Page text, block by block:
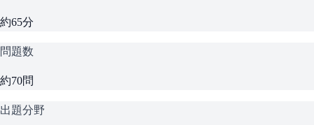
約65分
問題数
約70問
出題分野